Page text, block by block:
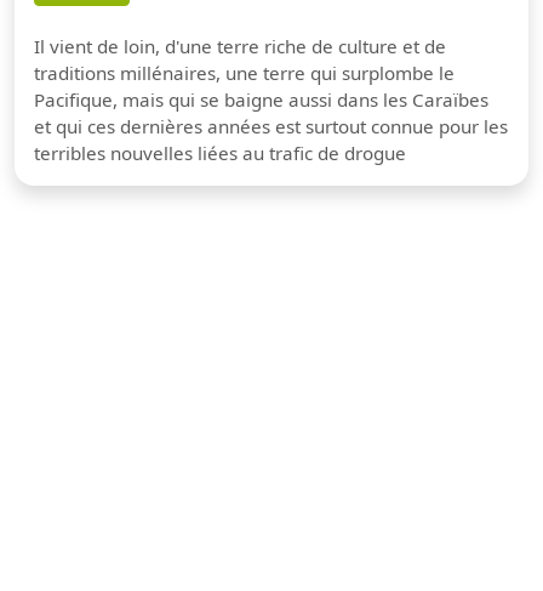
Il vient de loin, d'une terre riche de culture et de
traditions millénaires, une terre qui surplombe le
Pacifique, mais qui se baigne aussi dans les Caraïbes
et qui ces dernières années est surtout connue pour les
terribles nouvelles liées au trafic de drogue